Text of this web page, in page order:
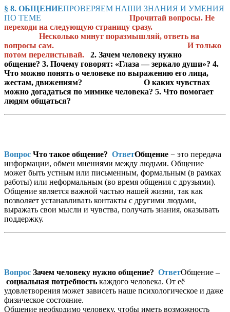
§ 8. ОБЩЕНИЕПРОВЕРЯЕМ НАШИ ЗНАНИЯ И УМЕНИЯ
ПО ТЕМЕ
Прочитай вопросы. Не
переходи на следующую страницу сразу.
Несколько минут поразмышляй, ответь на
вопросы сам. И только
потом перелистывай.
2. Зачем человеку нужно
общение? 3. Почему говорят: «Глаза — зеркало души»? 4.
Что можно понять о человеке по выражению его лица,
жестам, движениям? О каких чувствах
можно догадаться по мимике человека? 5. Что помогает
людям общаться?
Вопрос Что такое общение? ОтветОбщение − это передача
информации, обмен мнениями между людьми. Общение
может быть устным или письменным, формальным (в рамках
работы) или неформальным (во время общения с друзьями).
Общение является важной частью нашей жизни, так как
позволяет устанавливать контакты с другими людьми,
выражать свои мысли и чувства, получать знания, оказывать
поддержку.
Вопрос Зачем человеку нужно общение? ОтветОбщение –
социальная потребность каждого человека. От её
удовлетворения может зависеть наше психологическое и даже
физическое состояние.
Общение необходимо человеку, чтобы иметь возможность